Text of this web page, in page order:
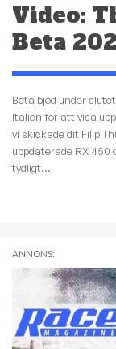
Video:
Beta
Beta bjöd under
Italien för att visa
vi skickade dit Filip
uppdaterade RX 450
tydligt...
ANNONS: